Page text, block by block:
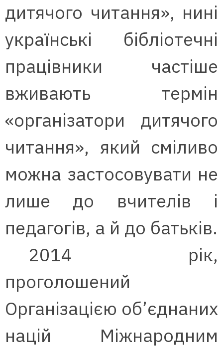
дитячого читання», нині
українські бібліотечні
працівники частіше
вживають термін
«організатори дитячого
читання», який сміливо
можна застосовувати не
лише до вчителів і
педагогів, а й до батьків.
2014 рік,
проголошений
Організацією об’єднаних
націй Міжнародним